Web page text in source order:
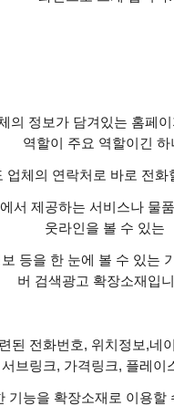
의 정보가 담겨있는 홈페
역할이 주요 역할이긴 하
업체의 연락처로 바로 전화
서 제공하는 서비스나 물
웃라인을 볼 수 있는
등을 한 눈에 볼 수 있는
버 검색광고 확장소재입
된 전화번호, 위치정보,네
서브링크, 가격링크, 플레이
기능을 확장소재로 이용할